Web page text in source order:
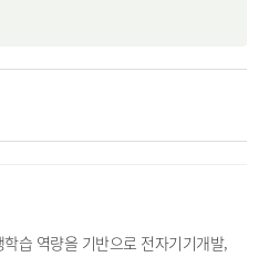
습 역량을 기반으로 전자기기개발,